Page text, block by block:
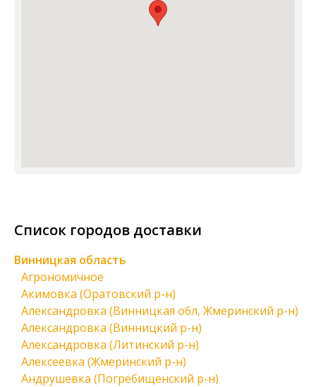
Список городов доставки
Винницкая область
Агрономичное
Акимовка (Оратовский р-н)
Александровка (Винницкая обл, Жмеринский р-н)
Александровка (Винницкий р-н)
Александровка (Литинский р-н)
Алексеевка (Жмеринский р-н)
Андрушевка (Погребищенский р-н)